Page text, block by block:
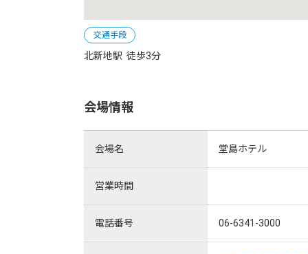
交通手段
北新地駅  徒歩3分
会場情報
会場名 堂島ホテル
営業時間
電話番号 06-6341-3000